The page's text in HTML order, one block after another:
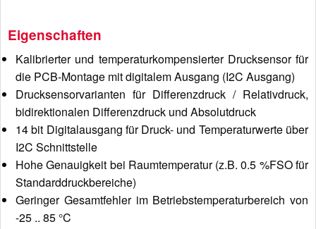
Eigenschaften
Kalibrierter und temperaturkompensierter Drucksensor für
die PCB-Montage mit digitalem Ausgang (I2C Ausgang)
Drucksensorvarianten für Differenzdruck / Relativdruck,
bidirektionalen Differenzdruck und Absolutdruck
14 bit Digitalausgang für Druck- und Temperaturwerte über
I2C Schnittstelle
Hohe Genauigkeit bei Raumtemperatur (z.B. 0.5 %FSO für
Standarddruckbereiche)
Geringer Gesamtfehler im Betriebstemperaturbereich von
-25 .. 85 °C